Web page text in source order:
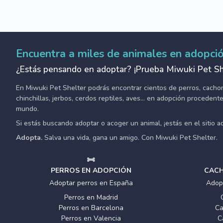
Encuentra a miles de animales en
¿Estás pensando en adoptar? ¡Prueba Miwuki Pet
En Miwuki Pet Shelter podrás encontrar cientos de perros,
chinchillas, jerbos, cerdos reptiles, aves... en adopción
mundo.
Si estás buscando adoptar o acoger un animal, ¡estás en el sitio
Adopta. Salva una vida, gana un amigo. Con Miwuki Pet Shelter.
PERROS EN ADOPCIÓN
Adoptar perros en España
Perros en Madrid
Perros en Barcelona
Perros en Valencia